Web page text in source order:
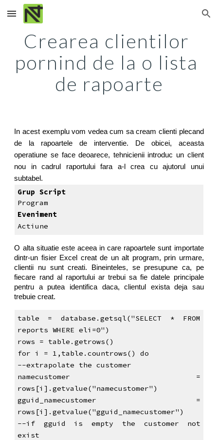
Skip to main content Skip to navigation
Crearea clientilor
pornind de la o lista
de rapoarte
In acest exemplu vom vedea cum sa cream clienti plecand
de la rapoartele de interventie. De obicei, aceasta
operatiune se face deoarece, tehnicienii introduc un client
nou in cadrul raportului fara a-l crea cu ajutorul unui
subtabel.
Grup Script
Program
Eveniment
Actiune
O alta situatie este aceea in care rapoartele sunt importate
dintr-un fisier Excel creat de un alt program, prin urmare,
clientii nu sunt creati. Bineinteles, se presupune ca, pe
fiecare rand al raportului ar trebui sa fie datele principale
pentru a putea identifica daca, clientul exista deja sau
trebuie creat.
table = database.getsql("SELECT * FROM
reports WHERE eli=0")
rows = table.getrows()
for i = 1,table.countrows() do
--extrapolate the customer
namecustomer =
rows[i].getvalue("namecustomer")
gguid_namecustomer =
rows[i].getvalue("gguid_namecustomer")
--if gguid is empty the customer not
exist